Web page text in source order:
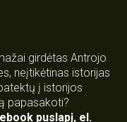
girdėtas Antrojo
neįtikėtinas istorijas
į istorijos
papasakoti?
puslapį, el.